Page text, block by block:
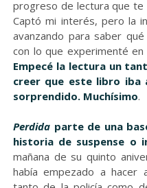
progreso de lectura que te
Captó mi interés, pero la
avanzando para saber
con lo que experimenté
Empecé la lectura un
creer que este libro iba
sorprendido. Muchísimo.
Perdidaparte de una
historia de suspense o
mañana de su quinto
había empezado a hacer